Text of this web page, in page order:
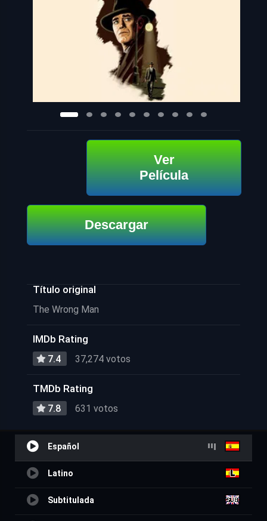
Ver
Película
Descargar
Título original
The Wrong Man
IMDb Rating
7.4 37,274 votos
TMDb Rating
7.8 631 votos
Español
Latino
Subtitulada